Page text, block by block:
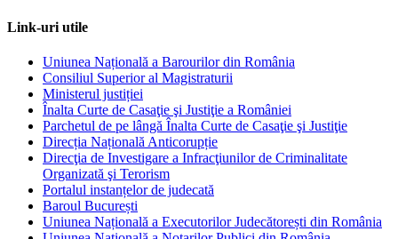
Link-uri utile
Uniunea Națională a Barourilor din România
Consiliul Superior al Magistraturii
Ministerul justiției
Înalta Curte de Casaţie şi Justiţie a României
Parchetul de pe lângă Înalta Curte de Casaţie şi Justiţie
Direcția Națională Anticorupție
Direcţia de Investigare a Infracţiunilor de Criminalitate
Organizată şi Terorism
Portalul instanțelor de judecată
Baroul București
Uniunea Națională a Executorilor Judecătorești din România